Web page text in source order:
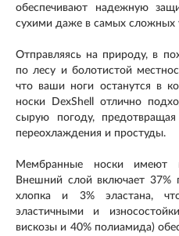
обеспечивают надежную
сухими даже в самых сложных
Отправляясь на природу, в
по лесу и болотистой
что ваши ноги останутся в
носки DexShell отлично
сырую погоду,
переохлаждения и простуды.
Мембранные носки имеют
Внешний слой включает 37%
хлопка и 3% эластана,
эластичными и
вискозы и 40% полиамида)